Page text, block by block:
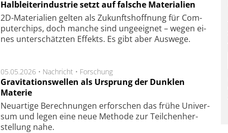
Halbleiterindustrie setzt auf falsche Materialien
2D-Mate­ri­a­li­en gel­ten als Zu­kunfts­hoff­nung für Com­
pu­ter­chips, doch man­che sind un­ge­eig­net – we­gen ei­
nes un­ter­schätz­ten Ef­fekts. Es gibt aber Aus­we­ge.
05.05.2026 • Nachricht • Forschung
Gravitationswellen als Ursprung der Dunklen
Materie
Neu­artige Be­rech­nung­en er­for­schen das frü­he Uni­ver­
sum und legen eine neue Me­tho­de zur Teil­chen­her­
stel­lung nahe.